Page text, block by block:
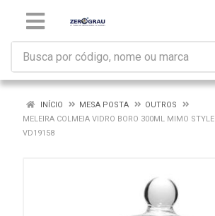
INÍCIO MESA POSTA
OUTROS
MELEIRA COLMEIA VIDRO BORO 300ML MIMO STYLE
VD19158